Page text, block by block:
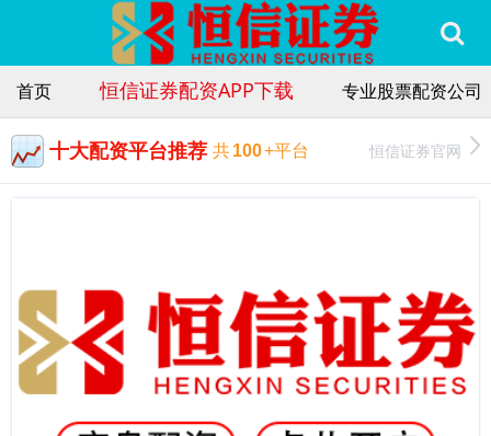
首页 恒信证券配资APP下载 专业股票配资公司
十大配资平台推荐 共100+平台 恒信证券官网